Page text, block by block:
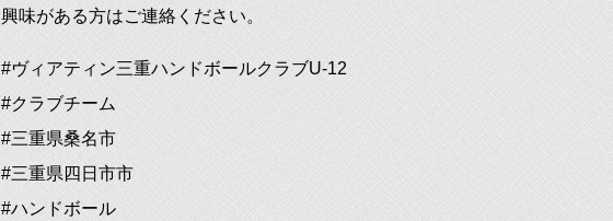
興味がある方はご連絡ください。
#ヴィアティン三重ハンドボールクラブU-12
#クラブチーム
#三重県桑名市
#三重県四日市市
#ハンドボール